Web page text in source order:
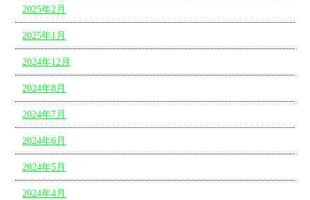
2025年2月
2025年1月
2024年12月
2024年8月
2024年7月
2024年6月
2024年5月
2024年4月